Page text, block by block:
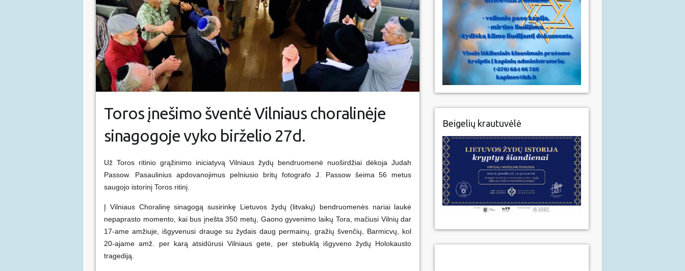
Toros įnešimo šventė Vilniaus choralinėje
sinagogoje vyko birželio 27d.
Už Toros ritinio grąžinimo iniciatyvą Vilniaus žydų bendruomenė nuoširdžiai dėkoja Judah
Passow. Pasaulinius apdovanojimus pelniusio britų fotografo J. Passow šeima 56 metus
saugojo istorinį Toros ritinį.
Į Vilniaus Choralinę sinagogą susirinkę Lietuvos žydų (litvakų) bendruomenės nariai laukė
nepaprasto momento, kai bus įnešta 350 metų, Gaono gyvenimo laikų Tora, mačiusi Vilnių dar
17-ame amžiuje, išgyvenusi drauge su žydais daug permainų, gražių švenčių, Barmicvų, kol
20-ajame amž. per karą atsidūrusi Vilniaus gete, per stebuklą išgyveno žydų Holokausto
tragediją.
Beigelių krautuvėlė